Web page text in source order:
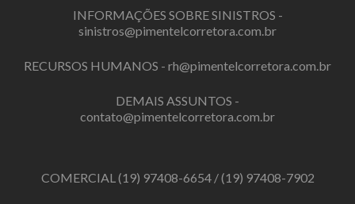
INFORMAÇÕES SOBRE SINISTROS -
sinistros@pimentelcorretora.com.br
RECURSOS HUMANOS - rh@pimentelcorretora.com.br
DEMAIS ASSUNTOS -
contato@pimentelcorretora.com.br
COMERCIAL(19) 97408-6654/(19) 97408-7902